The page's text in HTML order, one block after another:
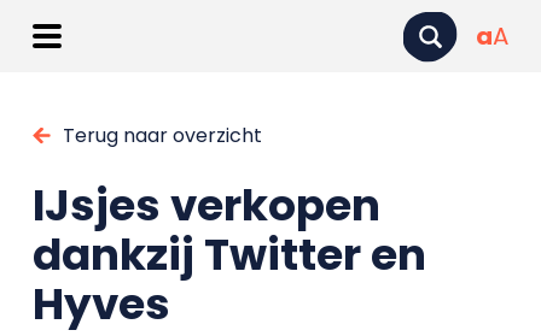
aA
Terug naar overzicht
IJsjes verkopen
dankzij Twitter en
Hyves